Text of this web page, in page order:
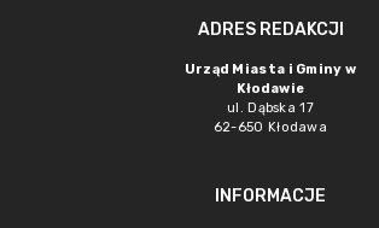
ADRES REDAKCJI
Urząd Miasta i Gminy w
Kłodawie
ul. Dąbska 17
62-650 Kłodawa
INFORMACJE